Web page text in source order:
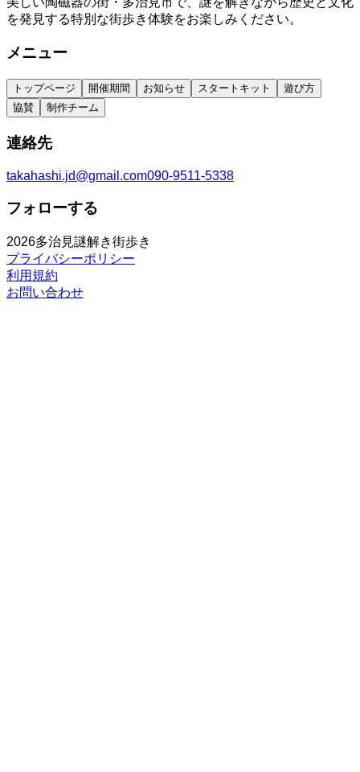
を発見する特別な街歩き体験をお楽しみください。
メニュー
トップページ 開催期間 お知らせ スタートキット
遊び方
協賛
制作チーム
連絡先
takahashi.jd@gmail.com090-9511-5338
フォローする
2026多治見謎解き街歩き
プライバシーポリシー
利用規約
お問い合わせ